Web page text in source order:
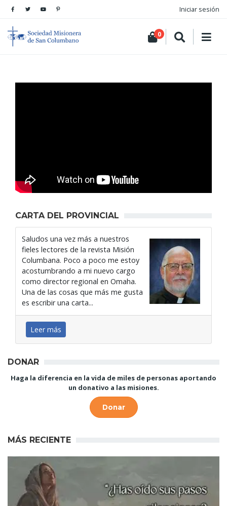
Iniciar sesión
0
CARTA DEL PROVINCIAL
Saludos una vez más a nuestros
fieles lectores de la revista Misión
Columbana. Poco a poco me estoy
acostumbrando a mi nuevo cargo
como director regional en Omaha.
Una de las cosas que más me gusta
es escribir una carta...
Leer más
DONAR
Haga la diferencia en la vida de miles de personas aportando
un donativo a las misiones.
Donar
MÁS RECIENTE